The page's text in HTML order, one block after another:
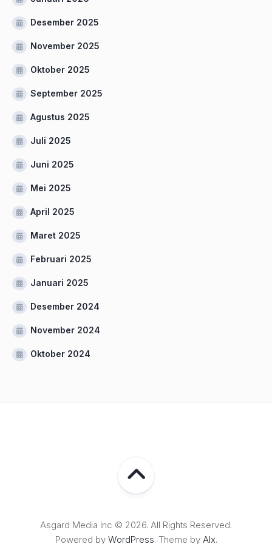
Desember 2025
November 2025
Oktober 2025
September 2025
Agustus 2025
Juli 2025
Juni 2025
Mei 2025
April 2025
Maret 2025
Februari 2025
Januari 2025
Desember 2024
November 2024
Oktober 2024
Asgard Media Inc © 2026. All Rights Reserved.
Powered by WordPress. Theme by Alx.